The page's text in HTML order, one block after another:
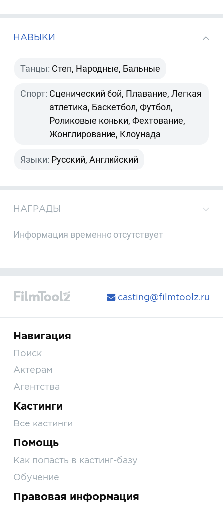
НАВЫКИ
Танцы: Степ, Народные, Бальные
Спорт: Сценический бой, Плавание, Легкая
атлетика, Баскетбол, Футбол,
Роликовые коньки, Фехтование,
Жонглирование, Клоунада
Языки: Русский, Английский
НАГРАДЫ
Информация временно отсутствует
casting@filmtoolz.ru
Навигация
Поиск
Актерам
Агентства
Кастинги
Все кастинги
Помощь
Как попасть в кастинг-базу
Обучение
Правовая информация